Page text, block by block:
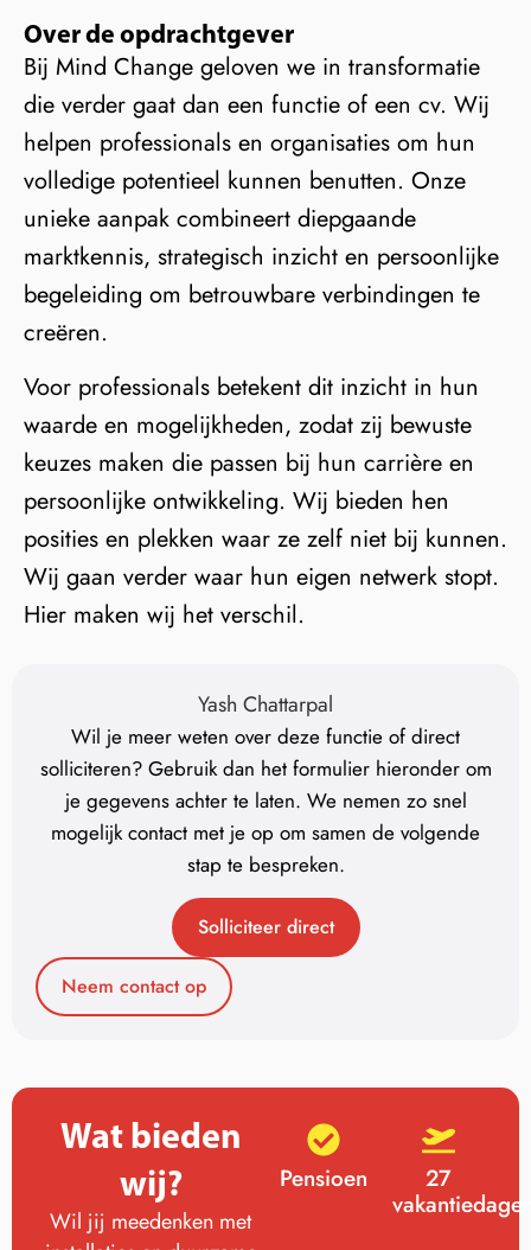
Over de opdrachtgever
Bij Mind Change geloven we in transformatie
die verder gaat dan een functie of een cv. Wij
helpen professionals en organisaties om hun
volledige potentieel kunnen benutten. Onze
unieke aanpak combineert diepgaande
marktkennis, strategisch inzicht en persoonlijke
begeleiding om betrouwbare verbindingen te
creëren.
Voor professionals betekent dit inzicht in hun
waarde en mogelijkheden, zodat zij bewuste
keuzes maken die passen bij hun carrière en
persoonlijke ontwikkeling. Wij bieden hen
posities en plekken waar ze zelf niet bij kunnen.
Wij gaan verder waar hun eigen netwerk stopt.
Hier maken wij het verschil.
Yash Chattarpal
Wil je meer weten over deze functie of direct
solliciteren? Gebruik dan het formulier hieronder om
je gegevens achter te laten. We nemen zo snel
mogelijk contact met je op om samen de volgende
stap te bespreken.
Solliciteer direct
Neem contact op
Wat bieden
wij?
Wil jij meedenken met
Pensioen
27